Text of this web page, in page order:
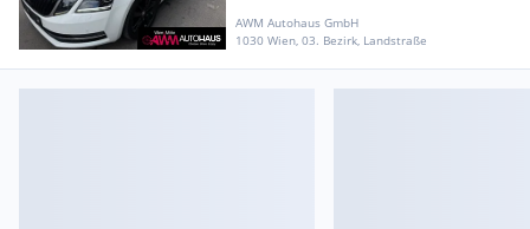
AWM Autohaus GmbH
1030 Wien, 03. Bezirk, Landstraße